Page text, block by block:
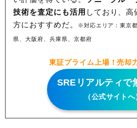
技術を査定にも活用 しており、
方におすすめだ。
※対応エリア：東京
県、大阪府、兵庫県、京都府
東証プライム上場！売却
SREリアルティで
（公式サイトへ